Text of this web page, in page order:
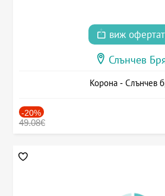
виж
Слънчев
Корона - Слънчев
-20%
49.08€